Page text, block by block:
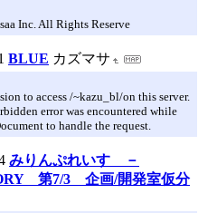
Inc. All Rights Reserve
BLUE カズマサ
to access /~kazu_bl/on this server.
error was encountered while
to handle the request.
みりんぷれいす －
第7/3 企画/開発室仮分